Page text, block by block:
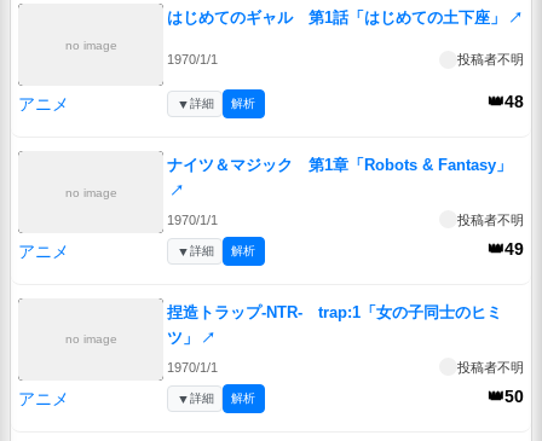
no image
はじめてのギャル 第1話「はじめての土下座」 ↗
1970/1/1 投稿者不明
アニメ 👑48
▼詳細 解析
no image
ナイツ＆マジック 第1章「Robots & Fantasy」
↗
1970/1/1 投稿者不明
アニメ 👑49
▼詳細 解析
no image
捏造トラップ-NTR- trap:1「女の子同士のヒミ
ツ」
↗
1970/1/1 投稿者不明
アニメ 👑50
▼詳細 解析